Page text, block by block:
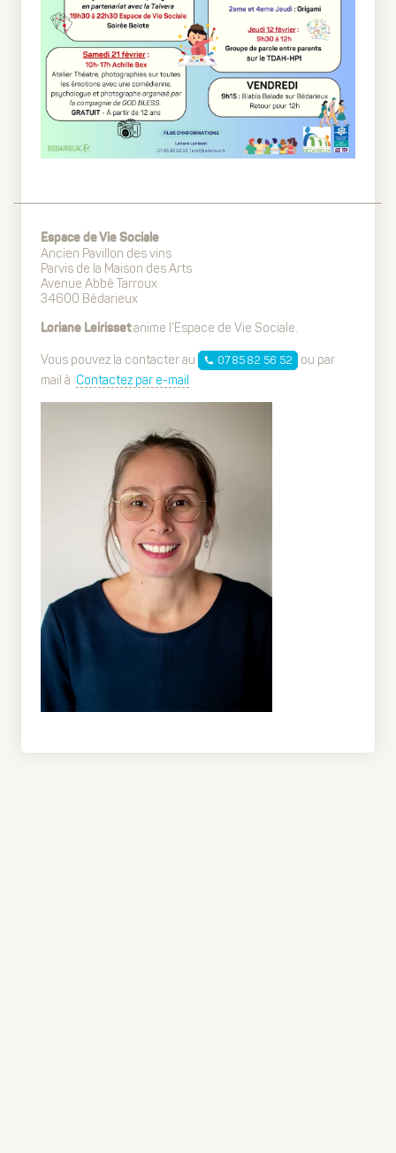
Espace de Vie Sociale
Ancien Pavillon des vins
Parvis de la Maison des Arts
Avenue Abbé Tarroux
34600 Bédarieux
Loriane Leirissetanime l’Espace de Vie Sociale.
Vous pouvez la contacter au 07 85 82 56 52
ou par
mail à Contactez par e-mail